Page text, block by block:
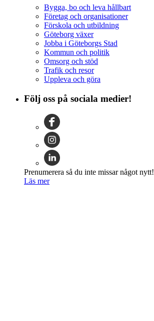
Bygga, bo och leva hållbart
Företag och organisationer
Förskola och utbildning
Göteborg växer
Jobba i Göteborgs Stad
Kommun och politik
Omsorg och stöd
Trafik och resor
Uppleva och göra
Följ oss på sociala medier!
Prenumerera så du inte missar något nytt!
Läs mer